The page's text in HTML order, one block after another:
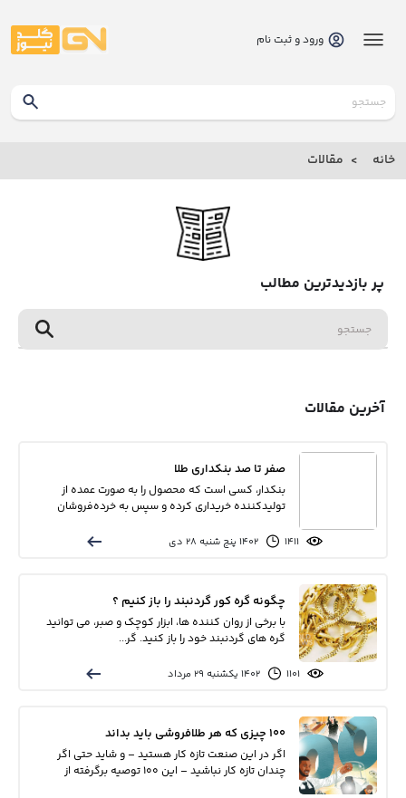
بانک
بانک
خانه
درباره
با ما
مقالات
پرسش
متداول
خواست
همکاری
ورود و ثبت نام
خانه مقالات
پر بازدیدترین مطالب
آخرین مقالات
صفر تا صد بنکداری طلا
بنکدار، کسی است که محصول را به صورت عمده از
تولیدکننده خریداری کرده و سپس به خرده‌فروشان
۱۴۰۲ پنج شنبه ۲۸ دي
چگونه گره کور گردنبند را باز کنیم ؟
با برخی از روان کننده ها، ابزار کوچک و صبر، می توانید
گره های گردنبند خود را باز کنید. گر...
1101 ۱۴۰۲ يکشنبه ۲۹ مرداد
100 چیزی که هر طلافروشی باید بداند
اگر در این صنعت تازه کار هستید – و شاید حتی اگر
چندان تازه کار نباشید – این 100 توصیه برگرفته از